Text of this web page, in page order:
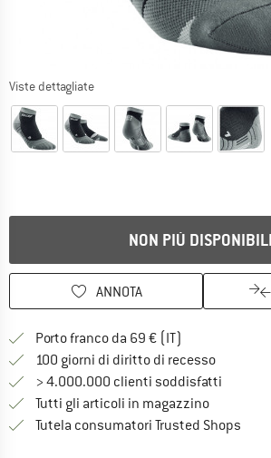
Viste dettagliate
NON PIÙ
ANNOTA
Porto franco da 69 € (IT)
100 giorni di diritto di recessoVai alla
> 4.000.000 clienti soddisfatti
Tutti gli articoli in magazzino
Tutela consumatori Trusted Shops